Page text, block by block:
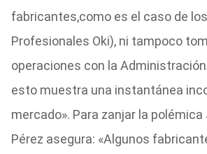
fabricantes,como es el caso de
Profesionales Oki), ni tampoco
operaciones con la
esto muestra una instantánea
mercado». Para zanjar la polémica
Pérez asegura: «Algunos